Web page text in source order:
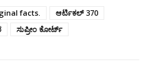
facts.
ಆರ್ಟಿಕಲ್ 370
ಸುಪ್ರೀಂ ಕೋರ್ಟ್